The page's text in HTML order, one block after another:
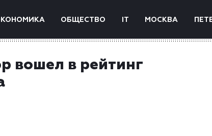
ОБЩЕСТВО IT МОСКВА
вошел в рейтинг